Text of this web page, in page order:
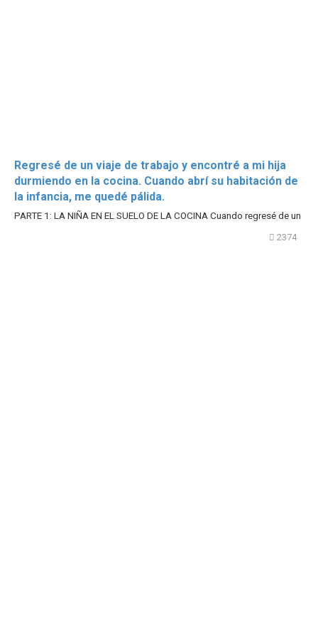
Regresé de un viaje de trabajo y encontré a mi hija
durmiendo en la cocina. Cuando abrí su habitación de
la infancia, me quedé pálida.
PARTE 1: LA NIÑA EN EL SUELO DE LA COCINA Cuando regresé de un
2374